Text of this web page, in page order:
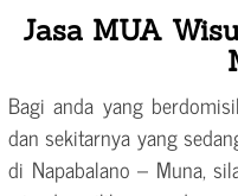
Jasa MUA
Bagi anda yang
dan sekitarnya yang
di Napabalano – Muna,